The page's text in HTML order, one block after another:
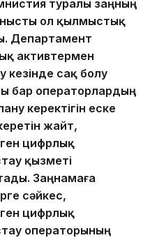
туралы заңның
ол қылмыстық
Департамент
активтермен
кезінде сақ болу
бар операторлардың
керектігін еске
жайт,
цифрлық
қызметі
Заңнамаға
сәйкес,
цифрлық
операторының